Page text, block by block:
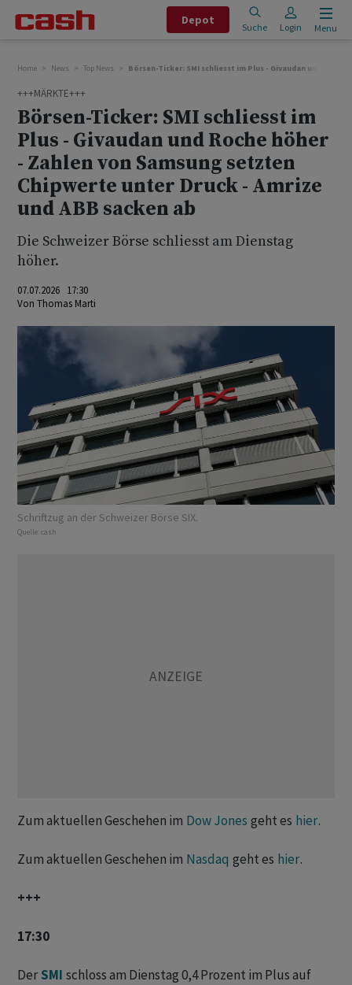
Depot
Suche Login Menu
Home News Top News Börsen-Ticker: SMI schliesst im Plus - Givaudan und
+++MÄRKTE+++
Börsen-Ticker: SMI schliesst im
Plus - Givaudan und Roche höher
- Zahlen von Samsung setzten
Chipwerte unter Druck - Amrize
und ABB sacken ab
Die Schweizer Börse schliesst am Dienstag
höher.
07.07.2026 17:30
Von Thomas Marti
Schriftzug an der Schweizer Börse SIX.
Quelle: cash
Zum aktuellen Geschehen im Dow Jones geht es hier.
Zum aktuellen Geschehen im Nasdaq geht es hier.
+++
17:30
Der SMI schloss am Dienstag 0,4 Prozent im Plus auf